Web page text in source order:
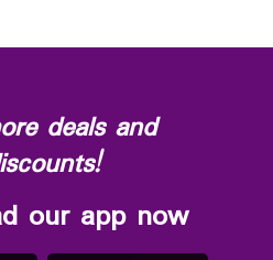
deals and
our app now